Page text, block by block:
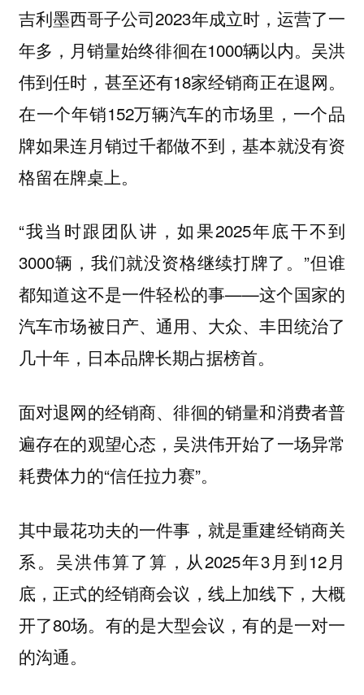
吉利墨西哥子公司2023年成立时，运营了一
年多，月销量始终徘徊在1000辆以内。吴洪
伟到任时，甚至还有18家经销商正在退网。
在一个年销152万辆汽车的市场里，一个品
牌如果连月销过千都做不到，基本就没有资
格留在牌桌上。
“我当时跟团队讲，如果2025年底干不到
3000辆，我们就没资格继续打牌了。”但谁
都知道这不是一件轻松的事——这个国家的
汽车市场被日产、通用、大众、丰田统治了
几十年，日本品牌长期占据榜首。
面对退网的经销商、徘徊的销量和消费者普
遍存在的观望心态，吴洪伟开始了一场异常
耗费体力的“信任拉力赛”。
其中最花功夫的一件事，就是重建经销商关
系。吴洪伟算了算，从2025年3月到12月
底，正式的经销商会议，线上加线下，大概
开了80场。有的是大型会议，有的是一对一
的沟通。